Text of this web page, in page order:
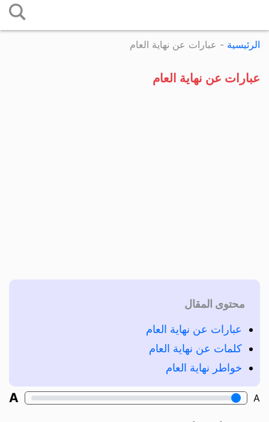
إلى
المحتوى
الرئيسية - عبارات عن نهاية العام
عبارات عن نهاية العام
محتوى المقال
عبارات عن نهاية العام
كلمات عن نهاية العام
خواطر نهاية العام
A
A